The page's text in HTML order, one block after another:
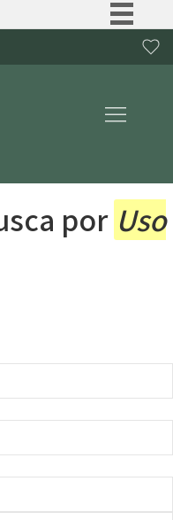
Canais
por Uso